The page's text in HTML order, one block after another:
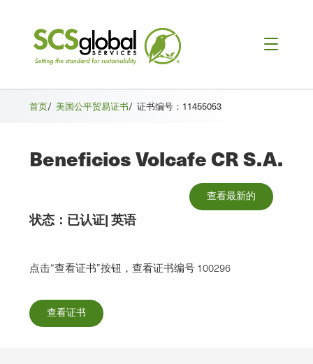
首页/ 美国公平贸易证书/ 证书编号：11455053
Beneficios Volcafe CR S.A.
查看最新的
状态： 已认证| 英语
点击“查看证书”按钮，查看证书编号 100296
查看证书